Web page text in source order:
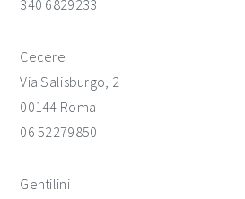
340 6829233
Cecere
Via Salisburgo, 2
00144 Roma
06 52279850‎
Gentilini